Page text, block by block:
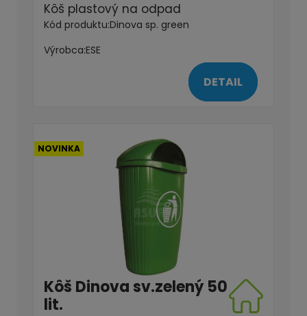
Kôš plastový na odpad
Kód produktu:Dinova sp. green
Výrobca:ESE
DETAIL
NOVINKA
Kôš Dinova sv.zelený 50
lit.